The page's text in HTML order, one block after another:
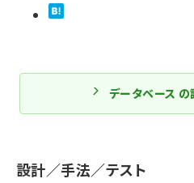
データベース の
設計／手法／テスト